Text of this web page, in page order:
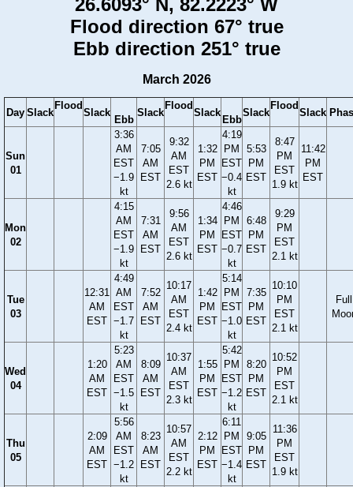
26.6093° N, 82.2223° W
Flood direction 67° true
Ebb direction 251° true
March 2026
Day Slack
Flood
Slack
Ebb
Slack
Flood
Slack
Ebb
Slack
Flood
Slack
Sun
01
3:36
AM
EST
−1.9
kt
7:05
AM
EST
9:32
AM
EST
2.6 kt
1:32
PM
EST
4:19
PM
EST
−0.4
kt
5:53
PM
EST
8:47
PM
EST
1.9 kt
11:42
PM
EST
Mon
02
4:15
AM
EST
−1.9
kt
7:31
AM
EST
9:56
AM
EST
2.6 kt
1:34
PM
EST
4:46
PM
EST
−0.7
kt
6:48
PM
EST
9:29
PM
EST
2.1 kt
Tue
03
12:31
AM
EST
4:49
AM
EST
−1.7
kt
7:52
AM
EST
10:17
AM
EST
2.4 kt
1:42
PM
EST
5:14
PM
EST
−1.0
kt
7:35
PM
EST
10:10
PM
EST
2.1 kt
Full
Wed
04
1:20
AM
EST
5:23
AM
EST
−1.5
kt
8:09
AM
EST
10:37
AM
EST
2.3 kt
1:55
PM
EST
5:42
PM
EST
−1.2
kt
8:20
PM
EST
10:52
PM
EST
2.1 kt
Thu
05
2:09
AM
EST
5:56
AM
EST
−1.2
kt
8:23
AM
EST
10:57
AM
EST
2.2 kt
2:12
PM
EST
6:11
PM
EST
−1.4
kt
9:05
PM
EST
11:36
PM
EST
1.9 kt